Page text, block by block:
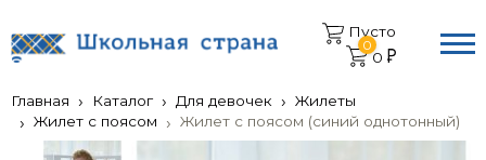
Пусто
0
0
Главная Каталог Для девочек
Жилеты
Жилет с поясом
Жилет с поясом (синий однотонный)